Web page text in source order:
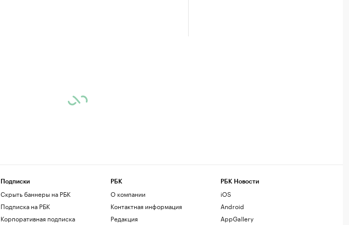
Подписки
Скрыть баннеры на РБК
Подписка на РБК
Корпоративная подписка
РБК
О компании
Контактная информация
Редакция
РБК Новости
iOS
Android
AppGallery